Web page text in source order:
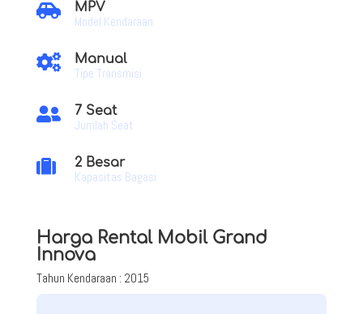
 MPV
Model Kendaraan
 Manual
Tipe Transmisi
 7 Seat
Jumlah Seat
 2 Besar
Kapasitas Bagasi
Harga Rental Mobil Grand
Innova
Tahun Kendaraan : 2015